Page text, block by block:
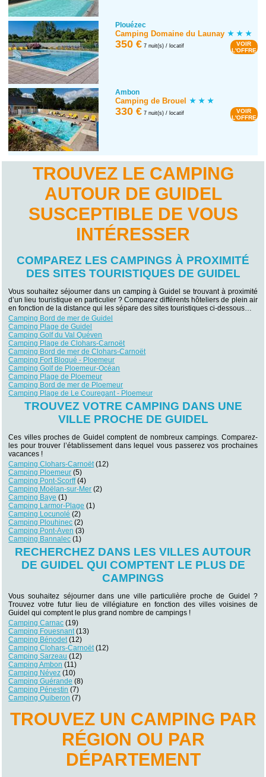
Plouézec
Camping Domaine du Launay
350 € 7 nuit(s) / locatif
VOIR
L'OFFRE
Ambon
Camping de Brouel
330 € 7 nuit(s) / locatif
VOIR
L'OFFRE
TROUVEZ LE CAMPING
AUTOUR DE GUIDEL
SUSCEPTIBLE DE VOUS
INTÉRESSER
COMPAREZ LES CAMPINGS À PROXIMITÉ
DES SITES TOURISTIQUES DE GUIDEL
Vous souhaitez séjourner dans un camping à Guidel se trouvant à proximité
d’un lieu touristique en particulier ? Comparez différents hôteliers de plein air
en fonction de la distance qui les sépare des sites touristiques ci-dessous…
Camping Bord de mer de Guidel
Camping Plage de Guidel
Camping Golf du Val Quéven
Camping Plage de Clohars-Carnoët
Camping Bord de mer de Clohars-Carnoët
Camping Fort Bloqué - Ploemeur
Camping Golf de Ploemeur-Océan
Camping Plage de Ploemeur
Camping Bord de mer de Ploemeur
Camping Plage de Le Couregant - Ploemeur
TROUVEZ VOTRE CAMPING DANS UNE
VILLE PROCHE DE GUIDEL
Ces villes proches de Guidel comptent de nombreux campings. Comparez-
les pour trouver l’établissement dans lequel vous passerez vos prochaines
vacances !
Camping Clohars-Carnoët(12)
Camping Ploemeur (5)
Camping Pont-Scorff(4)
Camping Moëlan-sur-Mer (2)
Camping Baye (1)
Camping Larmor-Plage (1)
Camping Locunolé (2)
Camping Plouhinec (2)
Camping Pont-Aven (3)
Camping Bannalec (1)
RECHERCHEZ DANS LES VILLES AUTOUR
DE GUIDEL QUI COMPTENT LE PLUS DE
CAMPINGS
Vous souhaitez séjourner dans une ville particulière proche de Guidel ?
Trouvez votre futur lieu de villégiature en fonction des villes voisines de
Guidel qui comptent le plus grand nombre de campings !
Camping Carnac (19)
Camping Fouesnant(13)
Camping Bénodet(12)
Camping Clohars-Carnoët(12)
Camping Sarzeau (12)
Camping Ambon (11)
Camping Névez (10)
Camping Guérande (8)
Camping Pénestin (7)
Camping Quiberon (7)
TROUVEZ UN CAMPING PAR
RÉGION OU PAR
DÉPARTEMENT